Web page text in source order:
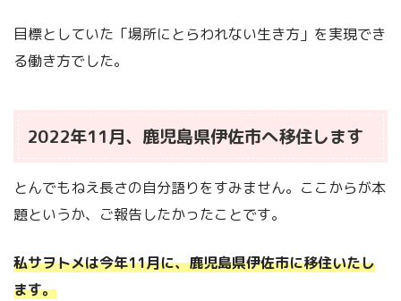
目標としていた「場所にとらわれない生き方」を実現でき
る働き方でした。
2022年11月、鹿児島県伊佐市へ移住します
とんでもねえ長さの自分語りをすみません。ここからが本
題というか、ご報告したかったことです。
私サヲトメは今年11月に、鹿児島県伊佐市に移住いたし
ます。